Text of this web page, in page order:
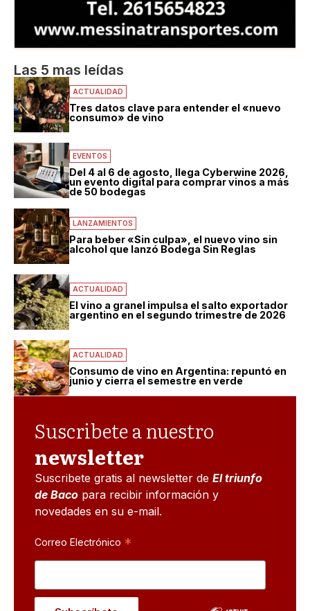
Las 5 mas leídas
ACTUALIDAD
Tres datos clave para entender el «nuevo
consumo» de vino
EVENTOS
Del 4 al 6 de agosto, llega Cyberwine 2026,
un evento digital para comprar vinos a más
de 50 bodegas
LANZAMIENTOS
Para beber «Sin culpa», el nuevo vino sin
alcohol que lanzó Bodega Sin Reglas
ACTUALIDAD
El vino a granel impulsa el salto exportador
argentino en el segundo trimestre de 2026
ACTUALIDAD
Consumo de vino en Argentina: repuntó en
junio y cierra el semestre en verde
Suscribete a nuestro
newsletter
Suscribete gratis al newsletter de El triunfo
de Baco para recibir información y
novedades en su e-mail.
Correo Electrónico *